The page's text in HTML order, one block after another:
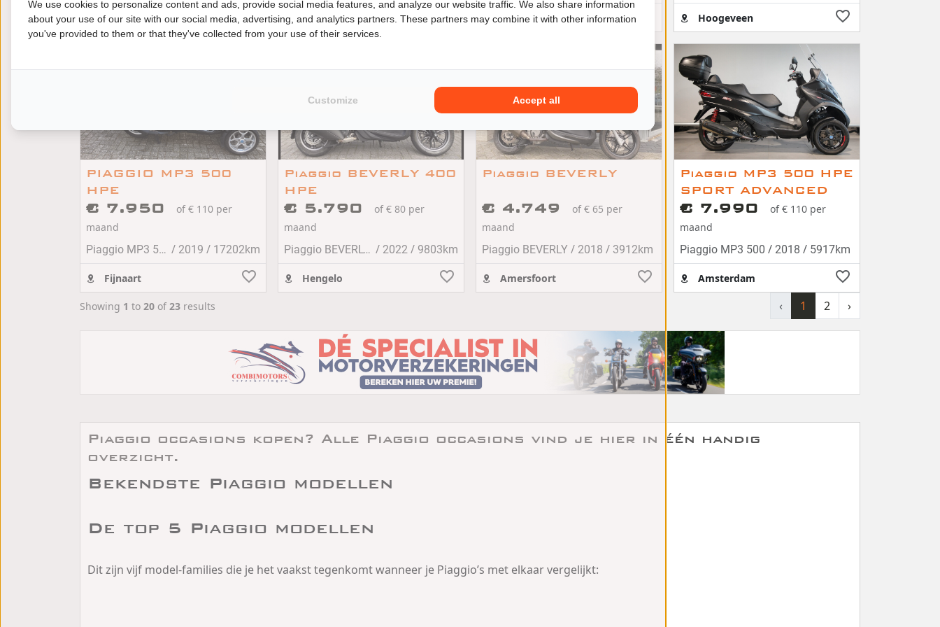
Hoogeveen Bodegraven Loenersloot Hoogeveen
PIAGGIO MP3 500
HPE
€ 7.950
of € 110 per
maand
Piaggio MP3 500 / 2019 / 17202km
Fijnaart
Piaggio BEVERLY 400
HPE
€ 5.790
of € 80 per
maand
Piaggio BEVERLY 400 HPE / 2022 / 9803km
Hengelo
Piaggio BEVERLY
€ 4.749
of € 65 per
maand
Piaggio BEVERLY / 2018 / 3912km
Amersfoort
Piaggio MP3 500 HPE
SPORT ADVANCED
€ 7.990
of € 110 per
maand
Piaggio MP3 500 / 2018 / 5917km
Amsterdam
Showing 1 to 20 of 23 results ‹ 1 2 ›
Piaggio occasions kopen? Alle Piaggio occasions vind je hier in één handig
overzicht.
Bekendste Piaggio modellen
De top 5 Piaggio modellen
Dit zijn vijf model-families die je het vaakst tegenkomt wanneer je Piaggio’s met elkaar vergelijkt:
We use cookies to personalize content and ads, provide social media features, and analyze our website traffic. We also share information
about your use of our site with our social media, advertising, and analytics partners. These partners may combine it with other information
you've provided to them or that they've collected from your use of their services.
Customize Accept all